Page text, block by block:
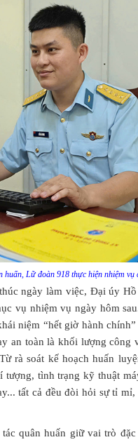
Lữ đoàn 918 thực hiện nhiệm vụ
ngày làm việc, Đại úy
vụ nhiệm vụ ngày hôm
niệm “hết giờ hành
an toàn là khối lượng công
rà soát kế hoạch huấn
tình trạng kỹ thuật
tất cả đều đòi hỏi sự tỉ
quân huấn giữ vai trò